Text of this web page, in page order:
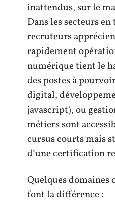
inattendus, sur le
Dans les secteurs
recruteurs
rapidement
numérique tient le
des postes à
digital,
javascript), ou
métiers sont
cursus courts mais
d’une certification
Quelques domaines
font la différence :